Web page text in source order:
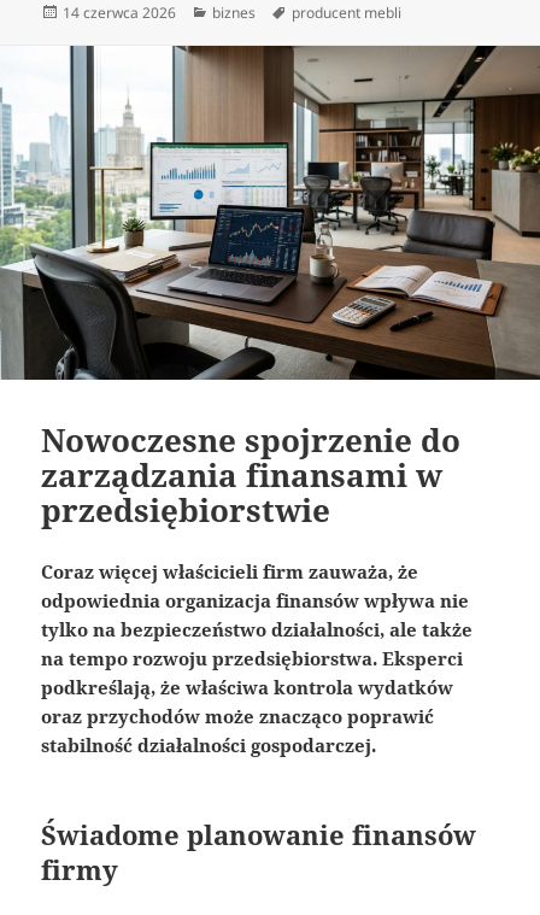
Data
14 czerwca 2026 Kategorie
biznes Tagi
producent mebli
Nowoczesne spojrzenie do
zarządzania finansami w
przedsiębiorstwie
Coraz więcej właścicieli firm zauważa, że
odpowiednia organizacja finansów wpływa nie
tylko na bezpieczeństwo działalności, ale także
na tempo rozwoju przedsiębiorstwa. Eksperci
podkreślają, że właściwa kontrola wydatków
oraz przychodów może znacząco poprawić
stabilność działalności gospodarczej.
Świadome planowanie finansów
firmy